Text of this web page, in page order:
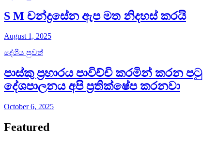
S M චන්ද්‍රසේන ඇප මත නිදහස් කරයි
August 1, 2025
දේශීය පුවත්
පාස්කු ප්‍රහාරය පාවිච්චි කරමින් කරන පටු
දේශපාලනය අපි ප්‍රතික්ෂේප කරනවා
October 6, 2025
Featured